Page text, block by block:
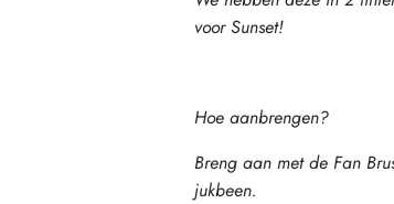
voor Sunset!
Hoe aanbrengen?
Breng aan met de Fan
jukbeen.